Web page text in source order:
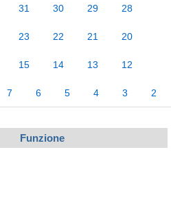
31 30 29 28
23 22 21 20
15 14 13 12
7 6 5 4 3
2
Funzione